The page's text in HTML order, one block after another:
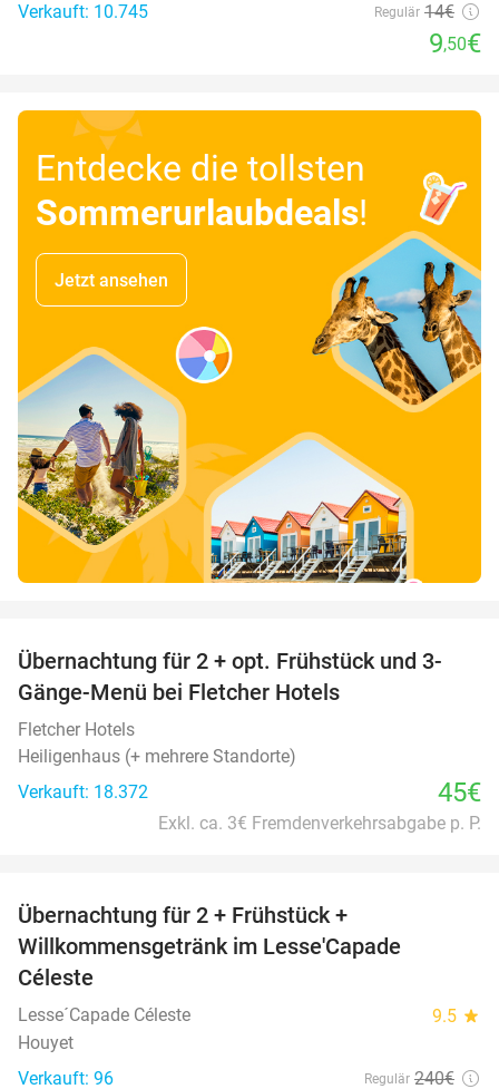
Verkauft: 10.745
Regulär 14€
9,50€
Entdecke die tollsten
Sommerurlaubdeals!
Jetzt ansehen
Übernachtung für 2 + opt. Frühstück und 3-
Gänge-Menü bei Fletcher Hotels
Fletcher Hotels
Heiligenhaus (+ mehrere Standorte)
Verkauft: 18.372
45€
Exkl. ca. 3€ Fremdenverkehrsabgabe p. P.
Übernachtung für 2 + Frühstück +
Willkommensgetränk im Lesse'Capade
Céleste
Lesse´Capade Céleste 9.5 star
Houyet
Verkauft: 96
Regulär 240€